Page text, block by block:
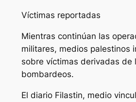
Víctimas reportadas
Mientras continúan las
militares, medios palestinos
sobre víctimas derivadas de
bombardeos.
El diario Filastin, medio